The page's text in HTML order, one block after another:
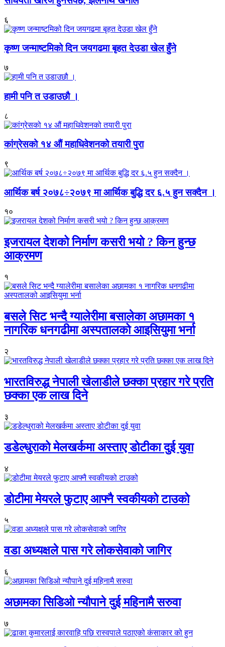
६
कृष्ण जन्माष्टमिको दिन जयगढमा बृहत देउडा खेल हुँने
७
हामी पनि त उडाउछौ ।
८
कांग्रेसको १४ औं महाधिवेशनको तयारी पुरा
९
आर्थिक बर्ष २०७८÷२०७९ मा आर्थिक बुद्धि दर ६.५ हुन सक्दैन ।
१०
इजरायल देशको निर्माण कसरी भयो ? किन हुन्छ
आक्रमण
१
बसले सिट भन्दै ग्यालेरीमा बसालेका अछामका १
नागरिक धनगढीमा अस्पतालको आइसियुमा भर्ना
२
भारतविरुद्ध नेपाली खेलाडीले छक्का प्रहार गरे प्रति
छक्का एक लाख दिने
३
डडेल्धुराको मेलखर्कमा अस्ताए डोटीका दुई युवा
४
डोटीमा मेयरले फुटाए आफ्नै स्वकीयको टाउको
५
वडा अध्यक्षले पास गरे लोकसेवाको जागिर
६
अछामका सिडिओ न्यौपाने दुई महिनामै सरुवा
७